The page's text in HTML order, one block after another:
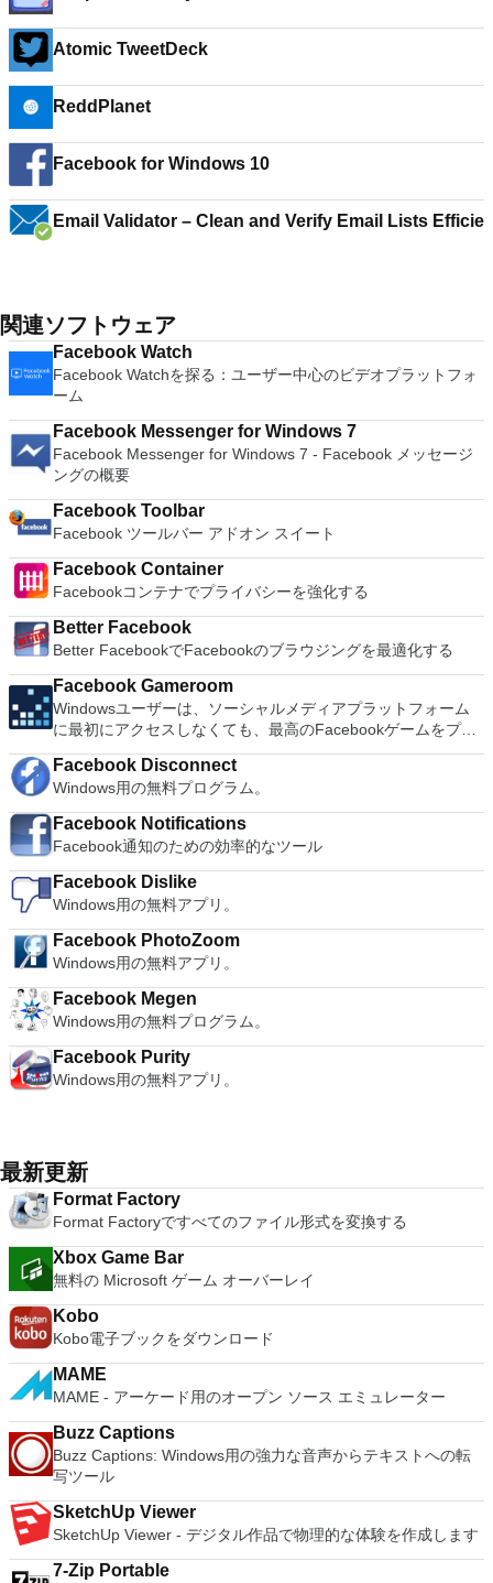
Atomic TweetDeck
ReddPlanet
Facebook for Windows 10
Email Validator – Clean and Verify Email Lists Efficie
関連ソフトウェア
‪Facebook Watch
Facebook Watchを探る：ユーザー中心のビデオプラットフォ
ーム
Facebook Messenger for Windows 7
Facebook Messenger for Windows 7 - Facebook メッセージ
ングの概要
Facebook Toolbar
Facebook ツールバー アドオン スイート
Facebook Container
Facebookコンテナでプライバシーを強化する
Better Facebook
Better FacebookでFacebookのブラウジングを最適化する
Facebook Gameroom
Windowsユーザーは、ソーシャルメディアプラットフォーム
に最初にアクセスしなくても、最高のFacebookゲームをプレ
イできるようになりました。かつてFacebook Games Arcade
として知られていたFacebook Gameroomは、基本的に独立し
たアプリであり、プレイするたびにWebブラウザーを開く必
要がありません。 このプログラムにより、プレイヤーは
Facebookで既にプレイしているお気に入りのゲームに戻るこ
とができます。また、ジャンルとおすすめのカテゴリに分類さ
れた他のゲームの選択を閲覧する機会も彼らに与えます。 主
な機能は次のとおりです。 ブラウザを開かないことで時間を
節約できます。 お気に入りのゲームへのデスクトップショー
トカットを作成します。 すべての最高のFacebookゲーム。
ほとんどすべてのゲームは無料でプレイできます。 チャット
にサインアップしていない場合にゲームをプレイできるという
意味ではありません。新しいゲームを起動するたびに、リクエ
ストに同意して続行するように求められます。ゲームは通常す
ぐにダウンロードされますが、ゲームを始めることができるの
はそうすぐではありません！ 最新のPCゲームやハイエンドPC
できません。 Facebook Gameroomにはチャットルームも含
まれています。つまり、ゲーマーは世界中のどこにいても、現
在同じゲームを楽しんでいる他のプレイヤーと話すことができ
ます。 全体として、このプログラムは素晴らしいゲーム体験
を提供します。時間を節約し、ショートカットを提供し、
Facebookのすべてのトップゲームをカテゴリの配列に分けま
でお気に入りのFacebookゲームに簡単にアクセスできま
す。」
Facebook Disconnect
Windows用の無料プログラム。
Facebook Notifications
Facebook通知のための効率的なツール
Facebook Dislike
Windows用の無料アプリ。
Facebook PhotoZoom
Windows用の無料アプリ。
Facebook Megen
Windows用の無料プログラム。
Facebook Purity
Windows用の無料アプリ。
最新更新
Format Factory
Format Factoryですべてのファイル形式を変換する
Xbox Game Bar
無料の Microsoft ゲーム オーバーレイ
Kobo
Kobo電子ブックをダウンロード
MAME
MAME - アーケード用のオープン ソース エミュレーター
Buzz Captions
Buzz Captions: Windows用の強力な音声からテキストへの転
写ツール
SketchUp Viewer
SketchUp Viewer - デジタル作品で物理的な体験を作成します
7-Zip Portable